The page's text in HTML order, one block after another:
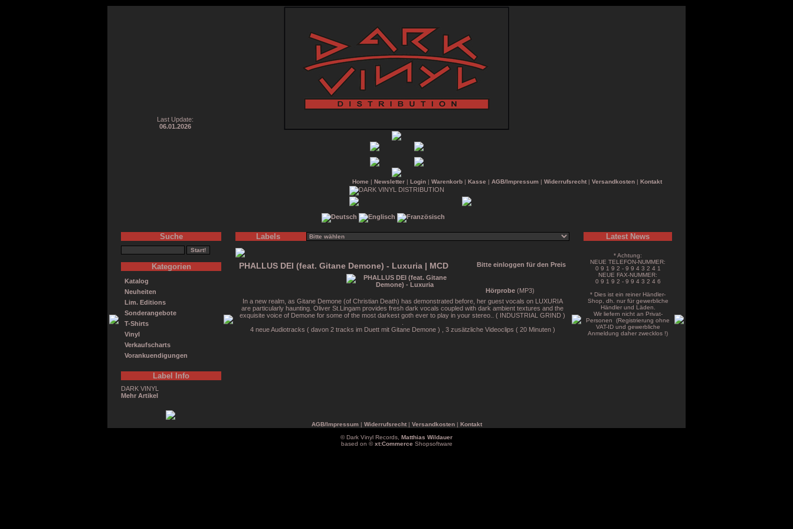
Last Update:
06.01.2026
Home | Newsletter| Login| Warenkorb| Kasse | AGB/Impressum| Widerrufsrecht| Versandkosten| Kontakt
Suche
Kategorien
Katalog
Neuheiten
Lim. Editions
Sonderangebote
T-Shirts
Vinyl
Verkaufscharts
Vorankuendigungen
Label Info
DARK VINYL
Mehr Artikel
Labels
PHALLUS DEI (feat. Gitane Demone) - Luxuria | MCD Bitte einloggen für den Preis
Hörprobe(MP3)
In a new realm, as Gitane Demone (of Christian Death) has demonstrated before, her guest vocals on LUXURIA
are particularly haunting. Oliver St.Lingam provides fresh dark vocals coupled with dark ambient textures and the
exquisite voice of Demone for some of the most darkest goth ever to play in your stereo.. ( INDUSTRIAL GRIND )
4 neue Audiotracks ( davon 2 tracks im Duett mit Gitane Demone ) , 3 zusätzliche Videoclips ( 20 Minuten )
Latest News
* Achtung:
NEUE TELEFON-NUMMER:
0 9 1 9 2 - 9 9 4 3 2 4 1
NEUE FAX-NUMMER:
0 9 1 9 2 - 9 9 4 3 2 4 6
* Dies ist ein reiner Händler-
Shop, dh. nur für gewerbliche
Händler und Läden.
Wir liefern nicht an Privat-
Personen (Registrierung ohne
VAT-ID und gewerbliche
Anmeldung daher zwecklos !)
AGB/Impressum| Widerrufsrecht| Versandkosten| Kontakt
© Dark Vinyl Records, Matthias Wildauer
based on ©xt:CommerceShopsoftware